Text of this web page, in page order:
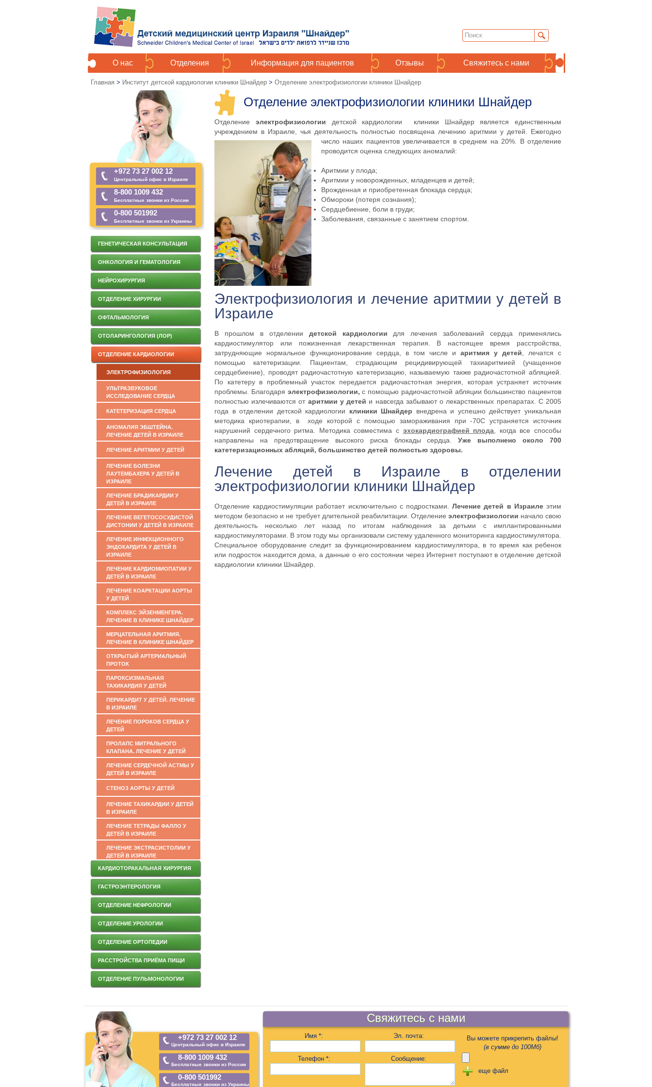
О нас Отделения Информация для пациентов Отзывы Свяжитесь с нами
Главная > Институт детской кардиологии клиники Шнайдер > Отделение электрофизиологии клиники Шнайдер
Отделение электрофизиологии клиники Шнайдер
Отделение электрофизиологии детской кардиологии клиники Шнайдер является единственным
учреждением в Израиле, чья деятельность полностью посвящена лечению аритмии у детей. Ежегодно
число наших пациентов увеличивается в среднем на 20%. В отделение
проводится оценка следующих аномалий:
Аритмии у плода;
Аритмии у новорожденных, младенцев и детей;
Врожденная и приобретенная блокада сердца;
Обмороки (потеря сознания);
Сердцебиение, боли в груди;
Заболевания, связанные с занятием спортом.
Электрофизиология и лечение аритмии у детей в
Израиле
В прошлом в отделении детской кардиологии для лечения заболеваний сердца применялись
кардиостимулятор или пожизненная лекарственная терапия. В настоящее время расстройства,
затрудняющие нормальное функционирование сердца, в том числе и аритмия у детей , лечатся с
помощью катетеризации. Пациентам, страдающим рецидивирующей тахиаритмией (учащенное
сердцебиение), проводят радиочастотную катетеризацию, называемую также радиочастотной абляцией.
По катетеру в проблемный участок передается радиочастотная энергия, которая устраняет источник
проблемы. Благодаря электрофизиологии, с помощью радиочастотной абляции большинство пациентов
полностью излечиваются от аритмии у детей и навсегда забывают о лекарственных препаратах. С 2005
года в отделении детской кардиологии клиники Шнайдер внедрена и успешно действует уникальная
методика криотерапии, в ходе которой с помощью замораживания при -70С устраняется источник
нарушений сердечного ритма. Методика совместима с эхокардиографией плода , когда все способы
направлены на предотвращение высокого риска блокады сердца.Уже выполнено около 700
катетеризационных абляций, большинство детей полностью здоровы.
Лечение детей в Израиле в отделении
электрофизиологии клиники Шнайдер
Отделение кардиостимуляции работает исключительно с подростками.Лечение детей в Израилеэтим
методом безопасно и не требует длительной реабилитации. Отделение электрофизиологии начало свою
деятельность несколько лет назад по итогам наблюдения за детьми с имплантированными
кардиостимуляторами. В этом году мы организовали систему удаленного мониторинга кардиостимулятора.
Специальное оборудование следит за функционированием кардиостимулятора, в то время как ребенок
или подросток находится дома, а данные о его состоянии через Интернет поступают в отделение детской
кардиологии клиники Шнайдер.
+972 73 27 002 12
Центральный офис в Израиле
8-800 1009 432
Бесплатные звонки из России
0-800 501992
Бесплатные звонки из Украины
ГЕНЕТИЧЕСКАЯ КОНСУЛЬТАЦИЯ
ОНКОЛОГИЯ И ГЕМАТОЛОГИЯ
НЕЙРОХИРУРГИЯ
ОТДЕЛЕНИЕ ХИРУРГИИ
ОФТАЛЬМОЛОГИЯ
ОТОЛАРИНГОЛОГИЯ (ЛОР)
ОТДЕЛЕНИЕ КАРДИОЛОГИИ
ЭЛЕКТРОФИЗИОЛОГИЯ
УЛЬТРАЗВУКОВОЕ
ИССЛЕДОВАНИЕ СЕРДЦА
КАТЕТЕРИЗАЦИЯ СЕРДЦА
АНОМАЛИЯ ЭБШТЕЙНА.
ЛЕЧЕНИЕ ДЕТЕЙ В ИЗРАИЛЕ
ЛЕЧЕНИЕ АРИТМИИ У ДЕТЕЙ
ЛЕЧЕНИЕ БОЛЕЗНИ
ЛАУТЕМБАХЕРА У ДЕТЕЙ В
ИЗРАИЛЕ
ЛЕЧЕНИЕ БРАДИКАРДИИ У
ДЕТЕЙ В ИЗРАИЛЕ
ЛЕЧЕНИЕ ВЕГЕТОСОСУДИСТОЙ
ДИСТОНИИ У ДЕТЕЙ В ИЗРАИЛЕ
ЛЕЧЕНИЕ ИНФЕКЦИОННОГО
ЭНДОКАРДИТА У ДЕТЕЙ В
ИЗРАИЛЕ
ЛЕЧЕНИЕ КАРДИОМИОПАТИИ У
ДЕТЕЙ В ИЗРАИЛЕ
ЛЕЧЕНИЕ КОАРКТАЦИИ АОРТЫ
У ДЕТЕЙ
КОМПЛЕКС ЭЙЗЕНМЕНГЕРА.
ЛЕЧЕНИЕ В КЛИНИКЕ ШНАЙДЕР
МЕРЦАТЕЛЬНАЯ АРИТМИЯ.
ЛЕЧЕНИЕ В КЛИНИКЕ ШНАЙДЕР
ОТКРЫТЫЙ АРТЕРИАЛЬНЫЙ
ПРОТОК
ПАРОКСИЗМАЛЬНАЯ
ТАХИКАРДИЯ У ДЕТЕЙ
ПЕРИКАРДИТ У ДЕТЕЙ. ЛЕЧЕНИЕ
В ИЗРАИЛЕ
ЛЕЧЕНИЕ ПОРОКОВ СЕРДЦА У
ДЕТЕЙ
ПРОЛАПС МИТРАЛЬНОГО
КЛАПАНА. ЛЕЧЕНИЕ У ДЕТЕЙ
ЛЕЧЕНИЕ СЕРДЕЧНОЙ АСТМЫ У
ДЕТЕЙ В ИЗРАИЛЕ
СТЕНОЗ АОРТЫ У ДЕТЕЙ
ЛЕЧЕНИЕ ТАХИКАРДИИ У ДЕТЕЙ
В ИЗРАИЛЕ
ЛЕЧЕНИЕ ТЕТРАДЫ ФАЛЛО У
ДЕТЕЙ В ИЗРАИЛЕ
ЛЕЧЕНИЕ ЭКСТРАСИСТОЛИИ У
ДЕТЕЙ В ИЗРАИЛЕ
КАРДИОТОРАКАЛЬНАЯ ХИРУРГИЯ
ГАСТРОЭНТЕРОЛОГИЯ
ОТДЕЛЕНИЕ НЕФРОЛОГИИ
ОТДЕЛЕНИЕ УРОЛОГИИ
ОТДЕЛЕНИЕ ОРТОПЕДИИ
РАССТРОЙСТВА ПРИЁМА ПИЩИ
ОТДЕЛЕНИЕ ПУЛЬМОНОЛОГИИ
+972 73 27 002 12
Центральный офис в Израиле
8-800 1009 432
Бесплатные звонки из России
0-800 501992
Бесплатные звонки из Украины
Свяжитесь с нами
Имя *: Эл. почта:
Телефон *: Сообщение:
Вы можете прикрепить файлы!
(в cумме до 100Мб)
еще файл